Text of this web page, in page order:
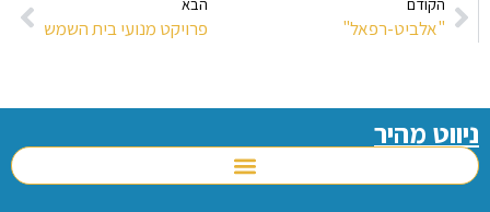
הבא
פרויקט מנועי בית השמש
הקודם
"אלביט-רפאל"
ניווט מהיר